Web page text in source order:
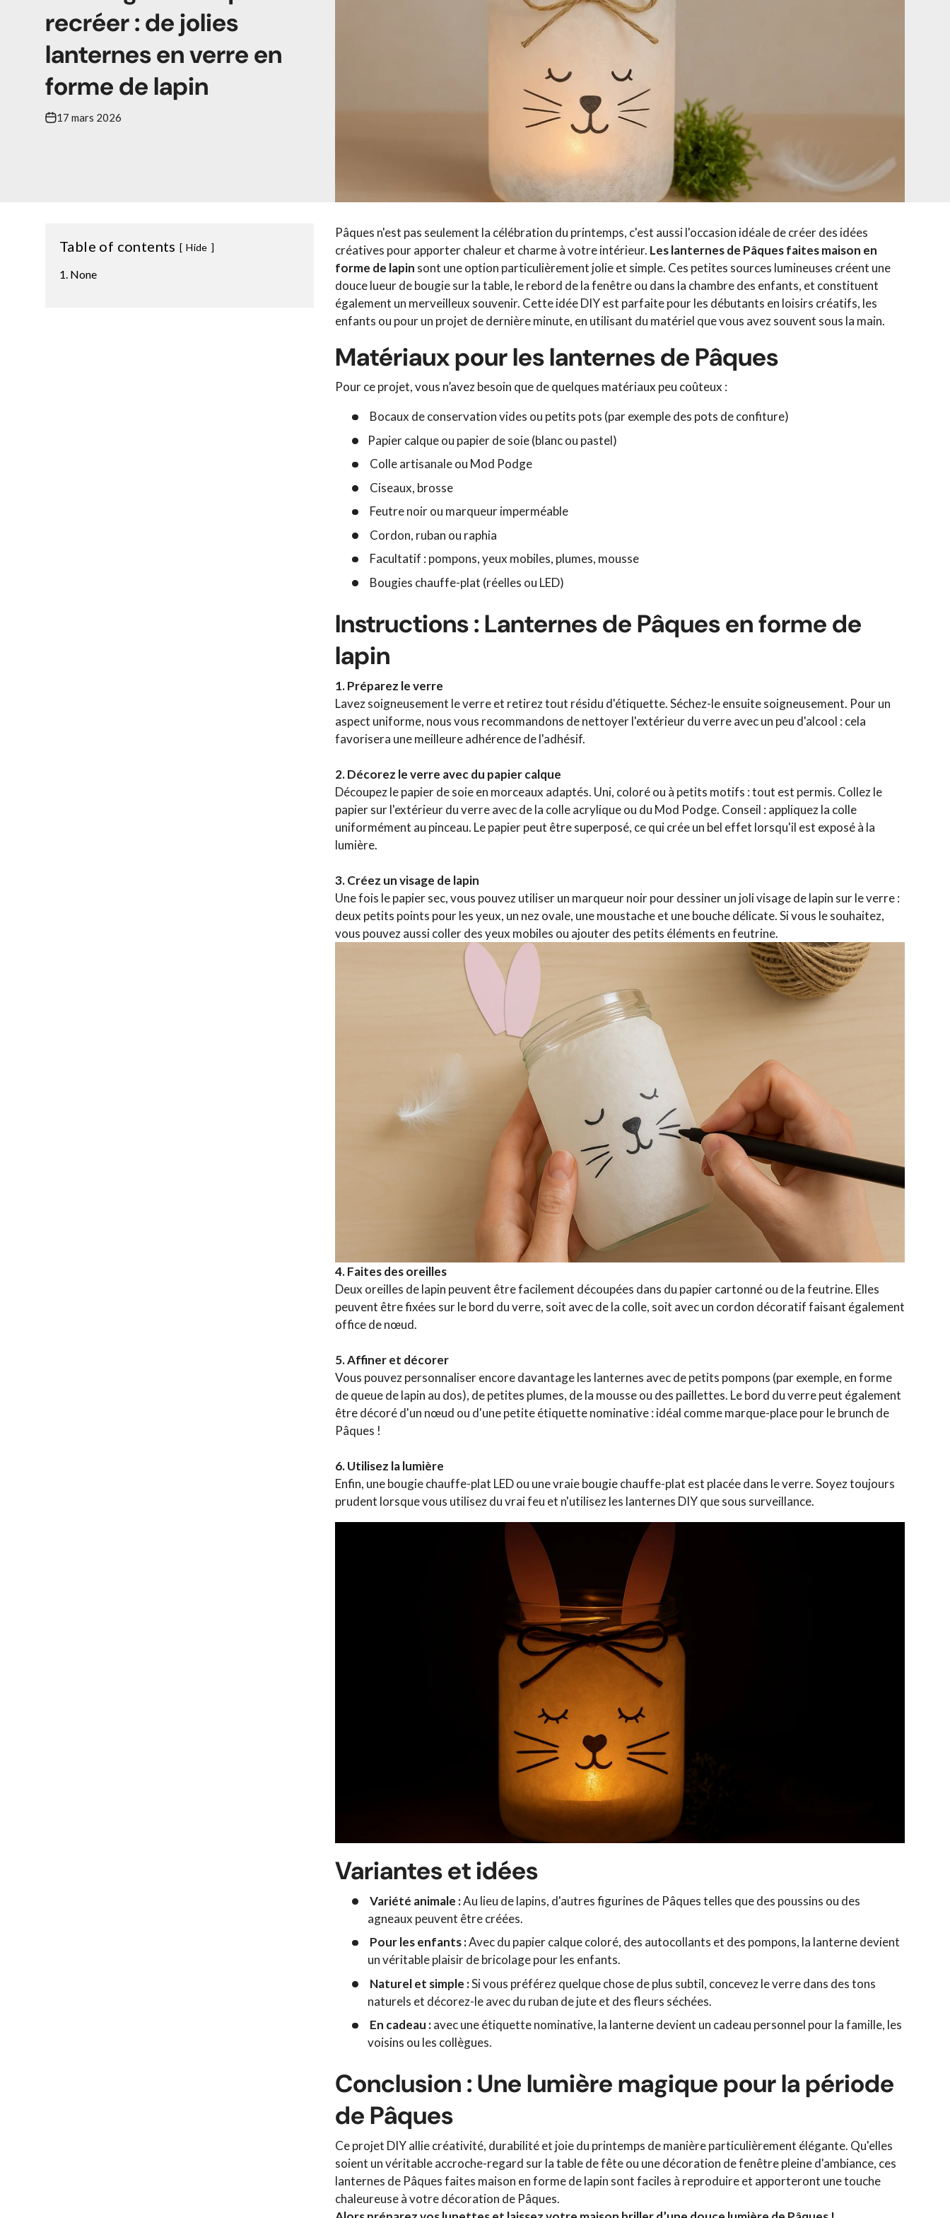
recréer : de jolies
lanternes en verre en
forme de lapin
17 mars 2026
Pâques n'est pas seulement la célébration du printemps, c'est aussi l'occasion idéale de créer des idées
créatives pour apporter chaleur et charme à votre intérieur. Les lanternes de Pâques faites maison en
forme de lapin sont une option particulièrement jolie et simple. Ces petites sources lumineuses créent une
douce lueur de bougie sur la table, le rebord de la fenêtre ou dans la chambre des enfants, et constituent
également un merveilleux souvenir. Cette idée DIY est parfaite pour les débutants en loisirs créatifs, les
enfants ou pour un projet de dernière minute, en utilisant du matériel que vous avez souvent sous la main.
Matériaux pour les lanternes de Pâques
Pour ce projet, vous n’avez besoin que de quelques matériaux peu coûteux :
Bocaux de conservation vides ou petits pots (par exemple des pots de confiture)
Papier calque ou papier de soie (blanc ou pastel)
Colle artisanale ou Mod Podge
Ciseaux, brosse
Feutre noir ou marqueur imperméable
Cordon, ruban ou raphia
Facultatif : pompons, yeux mobiles, plumes, mousse
Bougies chauffe-plat (réelles ou LED)
Instructions : Lanternes de Pâques en forme de
lapin
1. Préparez le verre
Lavez soigneusement le verre et retirez tout résidu d'étiquette. Séchez-le ensuite soigneusement. Pour un
aspect uniforme, nous vous recommandons de nettoyer l'extérieur du verre avec un peu d'alcool : cela
favorisera une meilleure adhérence de l'adhésif.
2. Décorez le verre avec du papier calque
Découpez le papier de soie en morceaux adaptés. Uni, coloré ou à petits motifs : tout est permis. Collez le
papier sur l'extérieur du verre avec de la colle acrylique ou du Mod Podge. Conseil : appliquez la colle
uniformément au pinceau. Le papier peut être superposé, ce qui crée un bel effet lorsqu'il est exposé à la
lumière.
3. Créez un visage de lapin
Une fois le papier sec, vous pouvez utiliser un marqueur noir pour dessiner un joli visage de lapin sur le verre :
deux petits points pour les yeux, un nez ovale, une moustache et une bouche délicate. Si vous le souhaitez,
vous pouvez aussi coller des yeux mobiles ou ajouter des petits éléments en feutrine.
4. Faites des oreilles
Deux oreilles de lapin peuvent être facilement découpées dans du papier cartonné ou de la feutrine. Elles
peuvent être fixées sur le bord du verre, soit avec de la colle, soit avec un cordon décoratif faisant également
office de nœud.
5. Affiner et décorer
Vous pouvez personnaliser encore davantage les lanternes avec de petits pompons (par exemple, en forme
de queue de lapin au dos), de petites plumes, de la mousse ou des paillettes. Le bord du verre peut également
être décoré d'un nœud ou d'une petite étiquette nominative : idéal comme marque-place pour le brunch de
Pâques !
6. Utilisez la lumière
Enfin, une bougie chauffe-plat LED ou une vraie bougie chauffe-plat est placée dans le verre. Soyez toujours
prudent lorsque vous utilisez du vrai feu et n'utilisez les lanternes DIY que sous surveillance.
Variantes et idées
Variété animale :Au lieu de lapins, d'autres figurines de Pâques telles que des poussins ou des
agneaux peuvent être créées.
Pour les enfants :Avec du papier calque coloré, des autocollants et des pompons, la lanterne devient
un véritable plaisir de bricolage pour les enfants.
Naturel et simple :Si vous préférez quelque chose de plus subtil, concevez le verre dans des tons
naturels et décorez-le avec du ruban de jute et des fleurs séchées.
En cadeau :avec une étiquette nominative, la lanterne devient un cadeau personnel pour la famille, les
voisins ou les collègues.
Conclusion : Une lumière magique pour la période
de Pâques
Ce projet DIY allie créativité, durabilité et joie du printemps de manière particulièrement élégante. Qu'elles
soient un véritable accroche-regard sur la table de fête ou une décoration de fenêtre pleine d'ambiance, ces
lanternes de Pâques faites maison en forme de lapin sont faciles à reproduire et apporteront une touche
chaleureuse à votre décoration de Pâques.
Table of contents Hide
None